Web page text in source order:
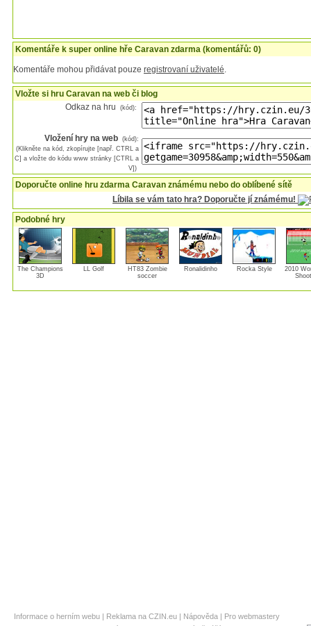
Komentáře k super online hře Caravan zdarma (komentářů: 0)
Komentáře mohou přidávat pouze registrovaní uživatelé.
Vložte si hru Caravan na web či blog
Odkaz na hru
(kód):
Vložení hry na web (kód):
(Klikněte na kód, zkopírujte [např. CTRL a
C] a vložte do kódu www stránky [CTRL a
V])
Doporučte online hru zdarma Caravan známému nebo do oblíbené sítě
Líbila se vám tato hra? Doporučte jí známému!
Podobné hry
The Champions
3D
LL Golf
HT83 Zombie
soccer
Ronalidinho Rocka Style
2010
Informace o herním webu | Reklama na CZIN.eu | Nápověda | Pro webmastery